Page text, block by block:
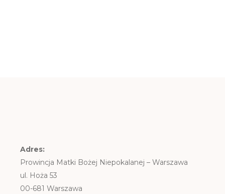
Adres:
Prowincja Matki Bożej Niepokalanej – Warszawa
ul. Hoża 53
00-681 Warszawa